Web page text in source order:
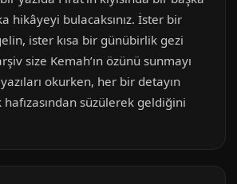
hikâyeyi bulacaksınız. İster bir
ister kısa bir günübirlik gezi
size Kemah’ın özünü sunmayı
okurken, her bir detayın
hafızasından süzülerek geldiğini